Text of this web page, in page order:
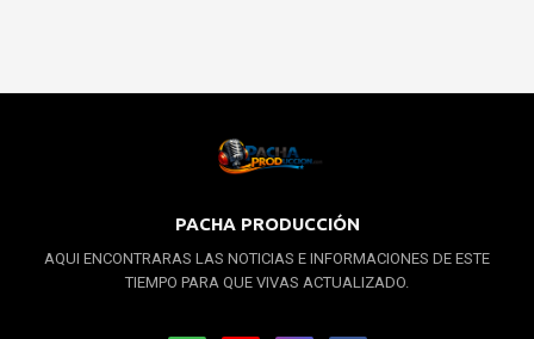
PACHA PRODUCCIÓN
AQUI ENCONTRARAS LAS NOTICIAS E INFORMACIONES DE ESTE
TIEMPO PARA QUE VIVAS ACTUALIZADO.